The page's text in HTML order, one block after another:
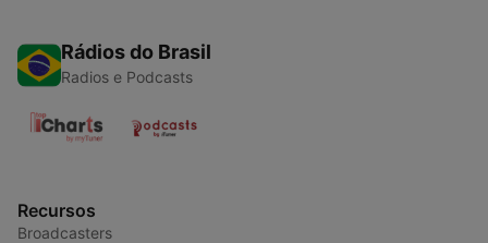
Rádios do Brasil
Radios e Podcasts
Recursos
Broadcasters